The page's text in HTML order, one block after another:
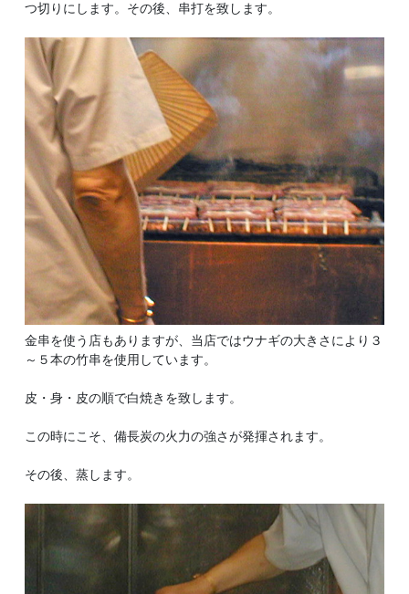
つ切りにします。その後、串打を致します。
金串を使う店もありますが、当店ではウナギの大きさにより３
～５本の竹串を使用しています。
皮・身・皮の順で白焼きを致します。
この時にこそ、備長炭の火力の強さが発揮されます。
その後、蒸します。